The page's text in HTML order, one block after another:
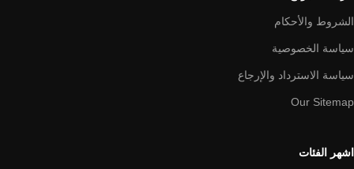
الشروط والأحكام
سياسة الخصوصية
سياسة الاسترداد والإرجاع
Our Sitemap
اشهر الفئات